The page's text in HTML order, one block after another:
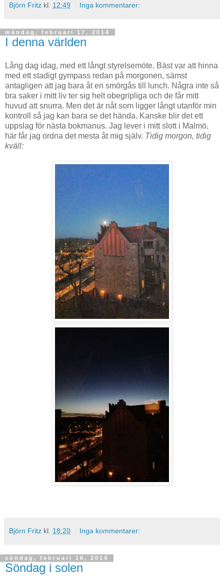
Björn Fritz kl. 12:49 Inga kommentarer:
måndag, februari 17, 2014
I denna världen
Lång dag idag, med ett långt styrelsemöte. Bäst var att hinna
med ett stadigt gympass redan på morgonen, sämst
antagligen att jag bara åt en smörgås till lunch. Några inte så
bra saker i mitt liv ter sig helt obegripliga och de får mitt
huvud att snurra. Men det är nåt som ligger långt utanför min
kontroll så jag kan bara se det hända. Kanske blir det ett
uppslag för nästa bokmanus. Jag lever i mitt slott i Malmö,
här får jag ordna det mesta åt mig själv. Tidig morgon, tidig
kväll:
Björn Fritz kl. 18:20 Inga kommentarer:
söndag, februari 16, 2014
Söndag i solen